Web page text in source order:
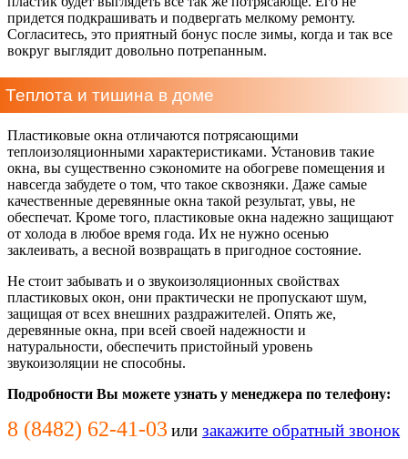
придется подкрашивать и подвергать мелкому ремонту.
Согласитесь, это приятный бонус после зимы, когда и так все
вокруг выглядит довольно потрепанным.
Теплота и тишина в доме
Пластиковые окна отличаются потрясающими
теплоизоляционными характеристиками. Установив такие
окна, вы существенно сэкономите на обогреве помещения и
навсегда забудете о том, что такое сквозняки. Даже самые
качественные деревянные окна такой результат, увы, не
обеспечат. Кроме того, пластиковые окна надежно защищают
от холода в любое время года. Их не нужно осенью
заклеивать, а весной возвращать в пригодное состояние.
Не стоит забывать и о звукоизоляционных свойствах
пластиковых окон, они практически не пропускают шум,
защищая от всех внешних раздражителей. Опять же,
деревянные окна, при всей своей надежности и
натуральности, обеспечить пристойный уровень
звукоизоляции не способны.
Подробности Вы можете узнать у менеджера по телефону:
8 (8482) 62-41-03 или закажите обратный звонок